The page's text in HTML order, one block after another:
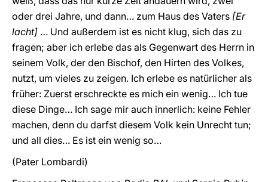
oder drei Jahre, und dann… zum Haus des Vaters [Er
lacht] … Und außerdem ist es nicht klug, sich das zu
fragen; aber ich erlebe das als Gegenwart des Herrn in
seinem Volk, der den Bischof, den Hirten des Volkes,
nutzt, um vieles zu zeigen. Ich erlebe es natürlicher als
früher: Zuerst erschreckte es mich ein wenig… Ich tue
diese Dinge… Ich sage mir auch innerlich: keine Fehler
machen, denn du darfst diesem Volk kein Unrecht tun;
und all dies… Es ist ein wenig so…
(Pater Lombardi)